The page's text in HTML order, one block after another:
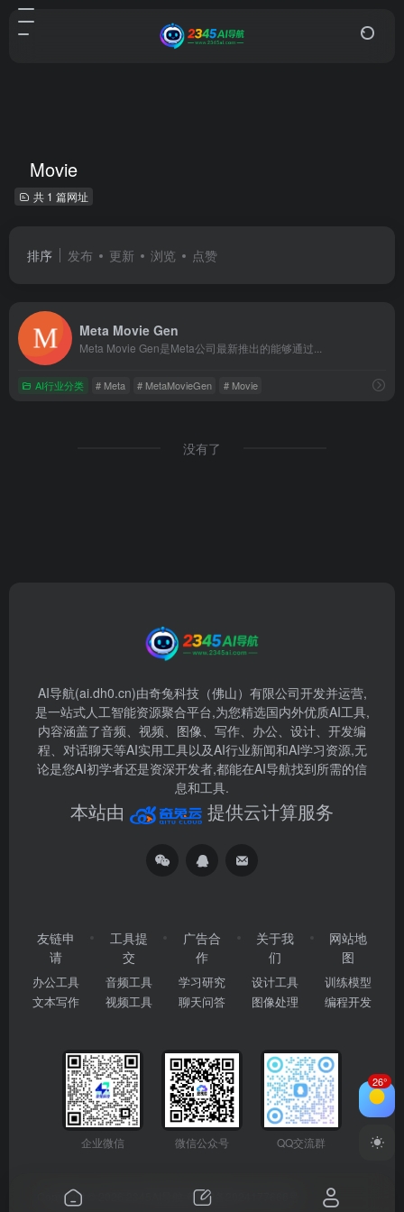
Movie
共 1 篇网址
排序 发布 更新 浏览 点赞
Meta Movie Gen
Meta Movie Gen是Meta公司最新推出的能够通过...
AI行业分类 # Meta # MetaMovieGen # Movie
没有了
AI导航(ai.dh0.cn)由奇兔科技（佛山）有限公司开发并运营,
是一站式人工智能资源聚合平台,为您精选国内外优质AI工具,
内容涵盖了音频、视频、图像、写作、办公、设计、开发编
程、对话聊天等AI实用工具以及AI行业新闻和AI学习资源,无
论是您AI初学者还是资深开发者,都能在AI导航找到所需的信
息和工具.
本站由 提供云计算服务
友链申
请
办公工具
文本写作
工具提
交
音频工具
视频工具
广告合
作
学习研究
聊天问答
关于我
们
设计工具
图像处理
网站地
图
训练模型
编程开发
企业微信 微信公众号 QQ交流群
Copyright © 2026 粤ICP备2024177666号
26°